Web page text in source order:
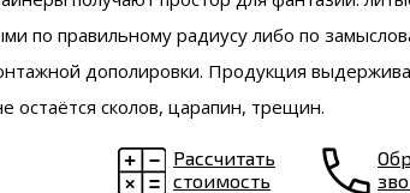
по правильному радиусу либо по
дополировки. Продукция
остаётся сколов, царапин, трещин.
Рассчитать
стоимость